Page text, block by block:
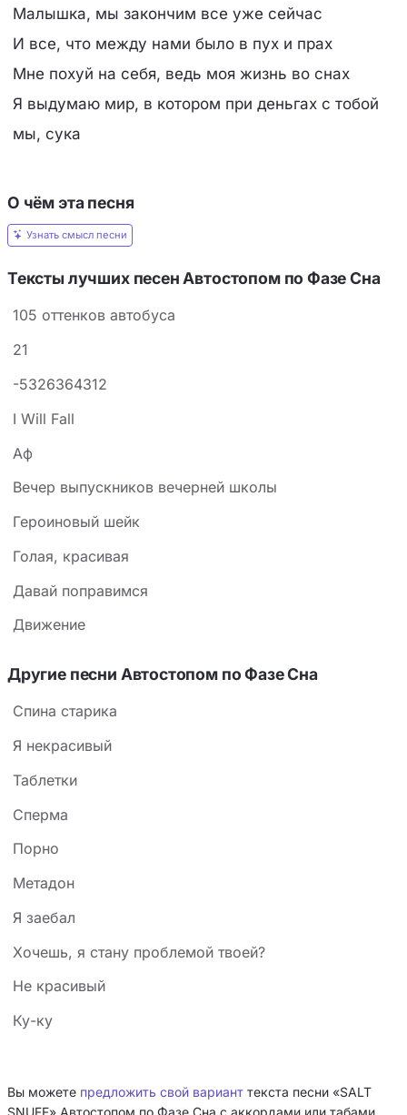
Малышка, мы закончим все уже сейчас
И все, что между нами было в пух и прах
Мне похуй на себя, ведь моя жизнь во снах
Я выдумаю мир, в котором при деньгах с тобой
мы, сука
О чём эта песня
Узнать смысл песни
Тексты лучших песен Автостопом по Фазе Сна
105 оттенков автобуса
21
-5326364312
I Will Fall
Аф
Вечер выпускников вечерней школы
Героиновый шейк
Голая, красивая
Давай поправимся
Движение
Другие песни Автостопом по Фазе Сна
Спина старика
Я некрасивый
Таблетки
Сперма
Порно
Метадон
Я заебал
Хочешь, я стану проблемой твоей?
Не красивый
Ку-ку
Вы можете предложить свой вариант текста песни «SALT
SNUFF» Автостопом по Фазе Сна с аккордами или табами.